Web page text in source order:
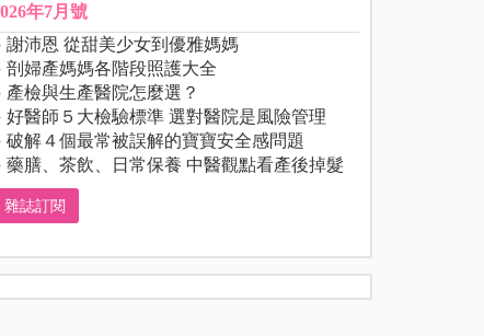
年7月號
謝沛恩 從甜美少女到優雅媽媽
剖婦產媽媽各階段照護大全
產檢與生產醫院怎麼選？
好醫師５大檢驗標準 選對醫院是風險管理
破解４個最常被誤解的寶寶安全感問題
藥膳、茶飲、日常保養 中醫觀點看產後掉髮
雜誌訂閱